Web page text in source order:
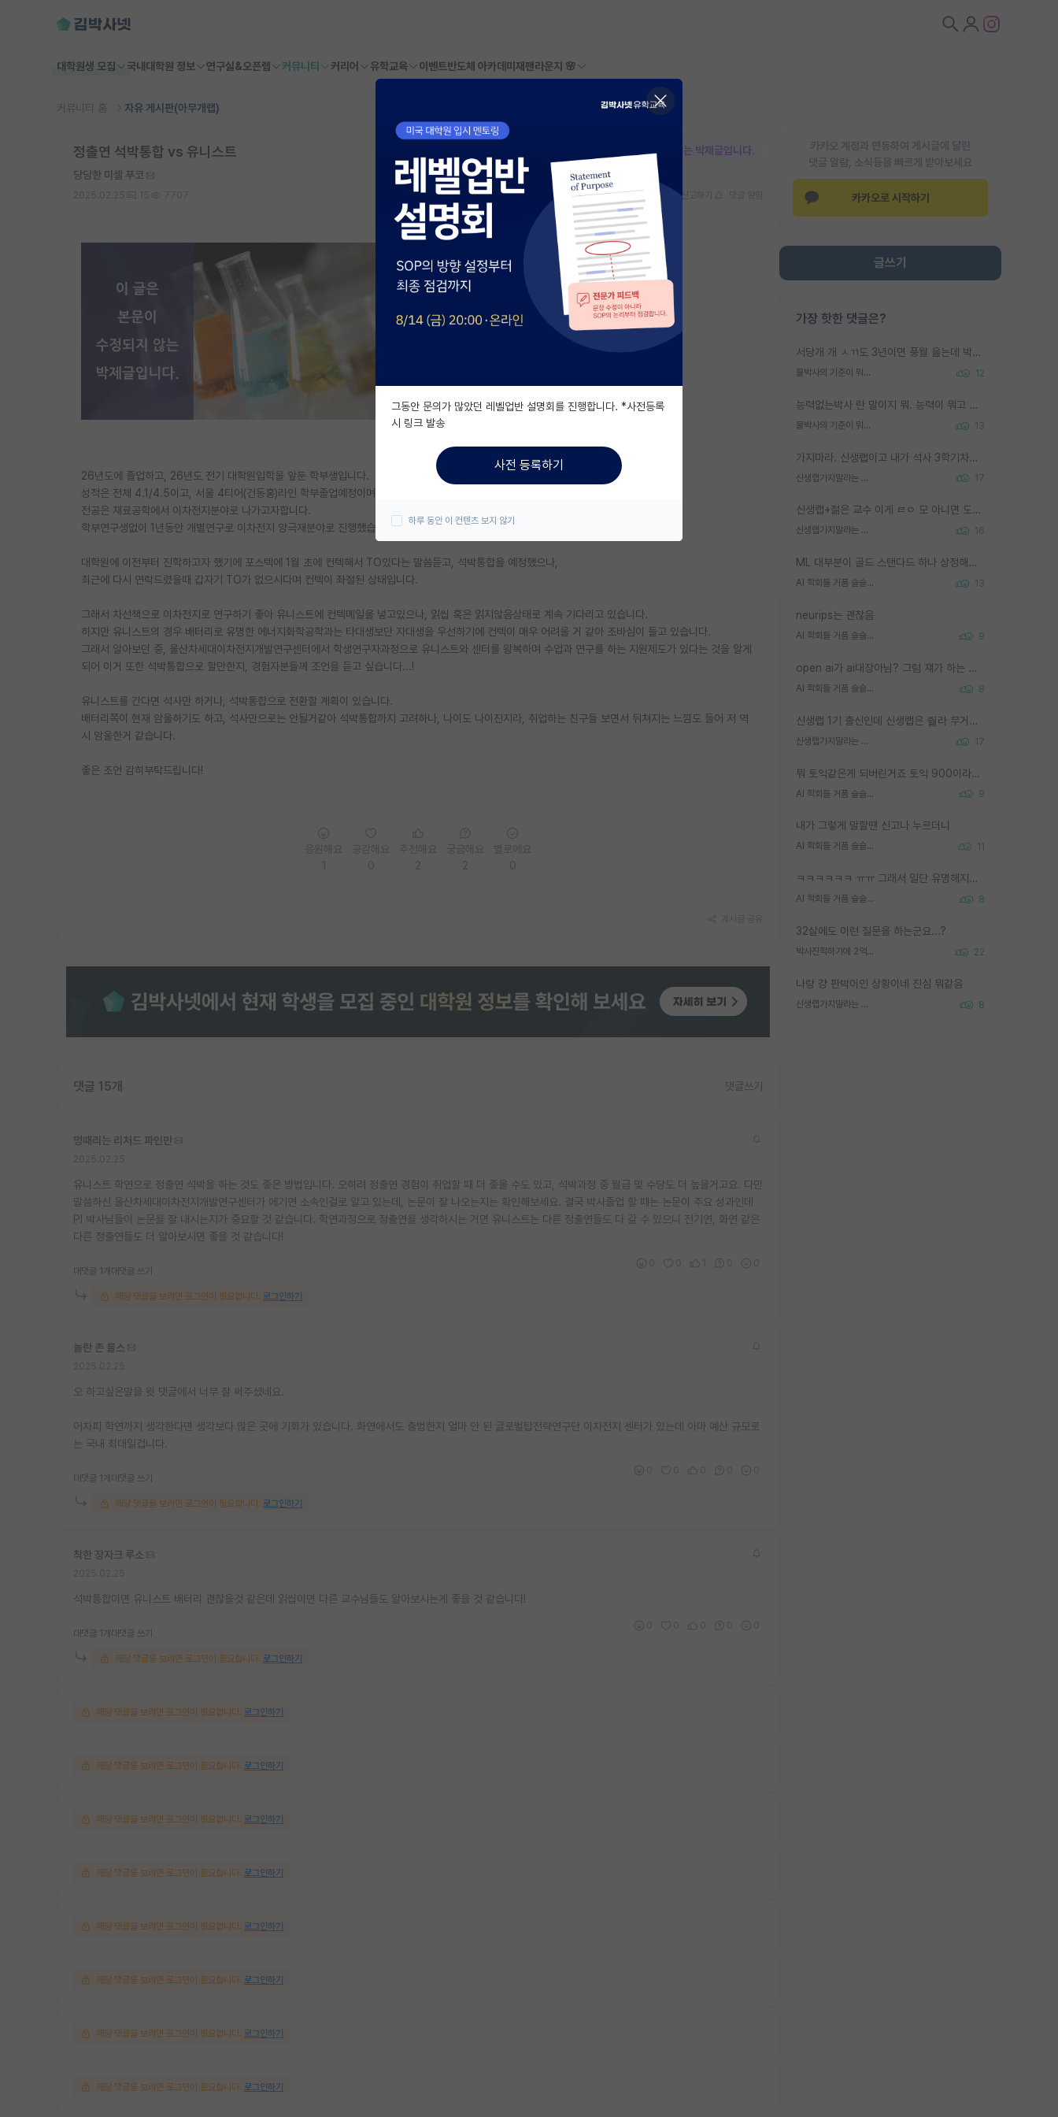
대학원생 모집 국내대학원 정보 연구실&오픈랩 커뮤니티 커리어 유학교육 이벤트반도체 아카데미 재팬라운지 🌸
커뮤니티 홈 자유 게시판(아무개랩)
카카오 계정과 연동하여 게시글에 달린
댓글 알람, 소식등을 빠르게 받아보세요
카카오로 시작하기
글쓰기
가장 핫한 댓글은?
서당개 개 ㅅㄲ도 3년이면 풍월 읊는데 박사 5년 이상 대리고 있으면서 물된건 교수 탓 맞는ㄱ게 거기가 서당이 아니란 소리임
물박사의 기준이 뭐임? 12
능력없는박사 란 말이지 뭐. 능력이 뭐고 능력이 있다는게 뭔지는 사람마다 기준이 다르니까 얘기해봐야 서로 자기 기준만 얘기해서 논쟁이 끝이 안나고. 주위에서 능력있고 야심있는 신입생이 교수가 유의미한 피드백을 아예 안주면서 제대로된 과제에 참여해볼 기회도 제공하지 않고 잡일 뺑뺑이만 돌려서 맨날 단순작업만 하면서 밤새다가 눈빛이 점점 죽어가는걸 본 사람은 물박사는 교수탓이라고 하고, 교수는 이것저것 알려도 주고 기회도 주고 사수 동기 붙여주면서 어떻게든 끌고가려고 하는데 본인이 매일 뺀질거리면서 출근 하는둥마는둥 하다가 기껏 와서도 폰이나 쳐다보다가 실험 망치고 저녁약속있어서 먼저 가볼게요~ 하는걸 본 사람은 물박사는 본인탓이라고 함.
물박사의 기준이 뭐임? 13
가지마라. 신생랩이고 내가 석사 3학기차인데 최고참인데 나도 아무것도 모르는데 교수가 후배들 왜 논문 교육 안시키냐. 논문 왜 안 써오냐 닦달한다
신생랩가지말라는 이유가 있었구나 17
신생랩+젊은 교수 이게 ㄹㅇ 모 아니면 도인듯.
신생랩가지말라는 이유가 있었구나 16
ML 대부분이 골드 스탠다드 하나 상정해놓고 (벤치마크 데이터셋이 여러 개면 여러 개 상정) 그거 얼마나 잘 맞추나 싸움임 가끔 번뜩이는 설계 철학을 보여주는 논문들도 있지만 대부분 그거 성적 얼마나 더 올리느라에 혈안이 되어 있는 측면이 잇음
AI 학회들 거품 슬슬 지적이 나오네요 13
neurips는 괜찮음
AI 학회들 거품 슬슬 지적이 나오네요 9
open ai가 ai대장아님? 그럼 쟤가 하는 말이 다 맞겠네
AI 학회들 거품 슬슬 지적이 나오네요 8
신생랩 1기 출신인데 신생랩은 줠라 무거운 바벨 같은거임. 들면 대박인데 못들면 깔려 죽음. 아무도 알려주지 않는 환경에서 자생해야하지만, 일단 살아남았다면 그 어떤 사람보다 악착같고 생존력 높은 사람으로 거듭날 수 있음
신생랩가지말라는 이유가 있었구나 17
뭐 토익같은게 되버린거죠 토익 900이라고 영어잘하는건 아닙니다만 잘하는사람은 다 900을 넘는 그런
AI 학회들 거품 슬슬 지적이 나오네요 9
내가 그렇게 말할땐 신고나 누르더니
AI 학회들 거품 슬슬 지적이 나오네요 11
ㅋㅋㅋㅋㅋㅋ ㅠㅠ 그래서 일단 유명해지는게 중요한거같습니다
AI 학회들 거품 슬슬 지적이 나오네요 8
32살에도 이런 질문을 하는군요...?
박사진학하기에 2억은 괜찮은 (?) 정도의 경제력인가요 22
나랑 걍 판박이인 상황이네 진심 뭐같음
신생랩가지말라는 이유가 있었구나 8
본문이 수정되지 않는 박제글입니다.
정출연 석박통합 vs 유니스트
당당한 미셸 푸코
스크랩 신고하기
26년도에 졸업하고, 26년도 전기 대학원입학을 앞둔 학부생입니다.
성적은 전체 4.1/4.5이고, 서울 4티어(건동홍)라인 학부졸업예정이며,
전공은 재료공학에서 이차전지분야로 나가고자합니다.
학부연구생없이 1년동안 개별연구로 이차전지 양극재분야로 진행했습니다.
대학원에 이전부터 진학하고자 했기에 포스텍에 1월 초에 컨텍해서 TO있다는 말씀듣고, 석박통합을 예정했으나,
최근에 다시 연락드렸을때 갑자기 TO가 없으시다며 컨텍이 좌절된 상태입니다.
그래서 차선책으로 이차전지로 연구하기 좋아 유니스트에 컨텍메일을 넣고있으나, 읽씹 혹은 읽지않음상태로 계속 기다리고 있습니다.
하지만 유니스트의 경우 배터리로 유명한 에너지화학공학과는 타대생보단 자대생을 우선하기에 컨텍이 매우 어려울 거 같아 조바심이 들고 있습니다.
그래서 알아보던 중, 울산차세대이차전지개발연구센터에서 학생연구자과정으로 유니스트와 센터를 왕복하며 수업과 연구를 하는 지원제도가 있다는 것을 알게
되어 이거 또한 석박통합으로 할만한지, 경험자분들께 조언을 듣고 싶습니다...!
유니스트를 간다면 석사만 하거나, 석박통합으로 전환할 계획이 있습니다.
배터리쪽이 현재 암울하기도 하고, 석사만으로는 안될거같아 석박통합까지 고려하나, 나이도 나이진지라, 취업하는 친구들 보면서 뒤쳐지는 느낌도 들어 저 역
시 암울한거 같습니다.
좋은 조언 감히부탁드립니다!
댓글 15개 댓글쓰기
멍때리는 리처드 파인만
유니스트 학연으로 정출연 석박을 하는 것도 좋은 방법입니다. 오히려 정출연 경험이 취업할 때 더 좋을 수도 있고, 석박과정 중 월급 및 수당도 더 높을거고요. 다만
말씀하신 울산차세대이차전지개발연구센터가 에기연 소속인걸로 알고 있는데, 논문이 잘 나오는지는 확인해보세요. 결국 박사졸업 할 때는 논문이 주요 성과인데
PI 박사님들이 논문을 잘 내시는지가 중요할 것 같습니다. 학연과정으로 정출연을 생각하시는 거면 유니스트는 다른 정출연들도 다 갈 수 있으니 전기연, 화연 같은
다른 정출연들도 더 알아보시면 좋을 것 같습니다!
대댓글 1개 대댓글 쓰기
해당 댓글을 보려면 로그인이 필요합니다. 로그인하기
놀란 존 롤스
오 하고싶은말을 윗 댓글에서 너무 잘 써주셨네요.
어차피 학연까지 생각한다면 생각보다 많은 곳에 기회가 있습니다. 화연에서도 출범한지 얼마 안 된 글로벌탑전략연구단 이차전지 센터가 있는데 아마 예산 규모로
는 국내 최대일겁니다.
대댓글 1개 대댓글 쓰기
해당 댓글을 보려면 로그인이 필요합니다. 로그인하기
착한 장자크 루소
석박통합이면 유니스트 배터리 괜찮을것 같은데 읽씹이면 다른 교수님들도 알아보시는게 좋을 것 같습니다!
대댓글 1개 대댓글 쓰기
해당 댓글을 보려면 로그인이 필요합니다. 로그인하기
해당 댓글을 보려면 로그인이 필요합니다. 로그인하기
해당 댓글을 보려면 로그인이 필요합니다. 로그인하기
해당 댓글을 보려면 로그인이 필요합니다. 로그인하기
해당 댓글을 보려면 로그인이 필요합니다. 로그인하기
해당 댓글을 보려면 로그인이 필요합니다. 로그인하기
해당 댓글을 보려면 로그인이 필요합니다. 로그인하기
해당 댓글을 보려면 로그인이 필요합니다. 로그인하기
해당 댓글을 보려면 로그인이 필요합니다. 로그인하기
그동안 문의가 많았던 레벨업반 설명회를 진행합니다. *사전등록
시 링크 발송
사전 등록하기
하루 동안 이 컨텐츠 보지 않기